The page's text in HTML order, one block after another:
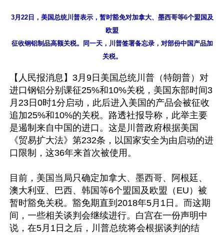
3月22日，美国总统川普表示，暂时豁免对加拿大、墨西哥等6个盟国及
欧盟
征收钢铝制品高额关税。同一天，川普签署备忘录，对部份中国产品加
【人民报消息】3月9日美国总统川普（特朗普）对
进口钢铝分别课征25%和10%关税，美国东部时间3
月23日0时1分启动，此后进入美国的产品会被征收
追加25%和10%的关税。路透社报导称，此举主要
是遏制来自中国的进口。这是川普政府根据美国
《贸易扩大法》第232条，以国家安全为由启动的进
口限制，这36年来首次被使用。
目前，美国当局只确定加拿大、墨西哥、阿根廷、
澳大利亚、巴西、韩国等6个盟国及欧盟（EU）被
暂时豁免关税。豁免期直到2018年5月1日。而这期
间，一些相关谈判会继续进行。白宫在一份声明中
说，在5月1日之后，川普总统将会根据谈判的结